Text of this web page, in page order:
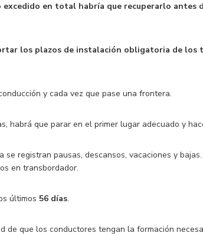
excedido en total habría que recuperarlo antes
los plazos de instalación obligatoria de
y cada vez que pase una frontera.
habrá que parar en el primer lugar adecuado y
registran pausas, descansos, vacaciones y
en transbordador.
últimos 56 días.
de que los conductores tengan la formación